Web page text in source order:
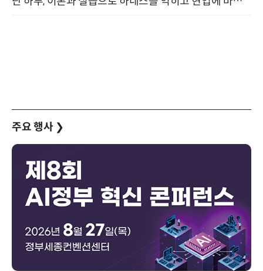
주요 행사 ❯